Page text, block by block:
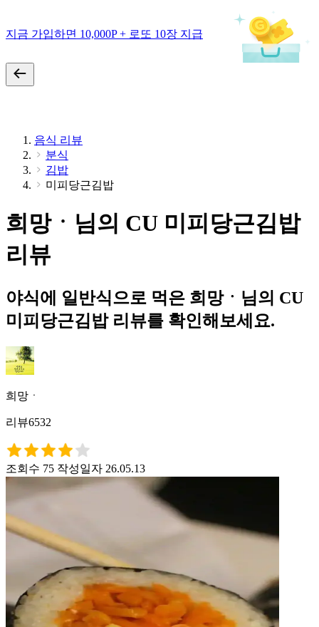
지금 가입하면 10,000P + 로또 10장 지급
음식 리뷰
분식
김밥
미피당근김밥
희망ㆍ님의 CU 미피당근김밥
리뷰
야식에 일반식으로 먹은 희망ㆍ님의 CU
미피당근김밥 리뷰를 확인해보세요.
희망ㆍ
리뷰6532
조회수 75 작성일자 26.05.13